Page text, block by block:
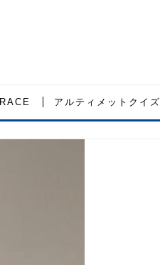
RACE アルティメットクイズ